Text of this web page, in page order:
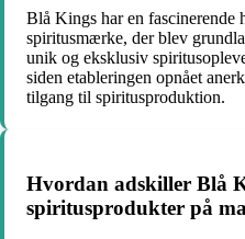
Blå Kings har en fascinerende
spiritusmærke, der blev
unik og eksklusiv
siden etableringen opnået
tilgang til spiritusproduktion.
Hvordan adskiller Blå
spiritusprodukter på